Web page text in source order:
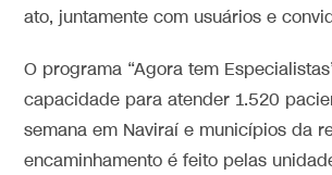
ato, juntamente com usuários e
O programa “Agora tem
capacidade para atender 1.520
semana em Naviraí e municípios da
encaminhamento é feito pelas